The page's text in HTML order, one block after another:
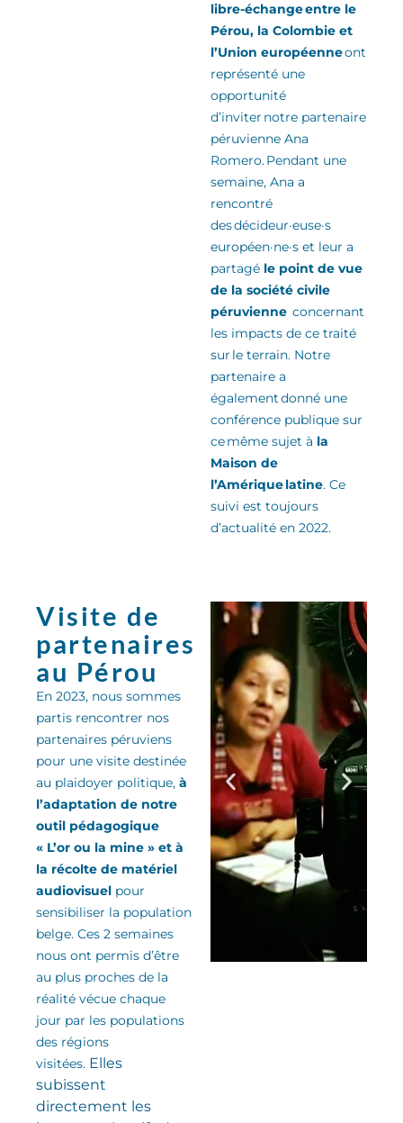
libre-échange entre le
Pérou, la Colombie et
l’Union européenneont
représenté une
opportunité
d’inviter notre partenaire
péruvienne Ana
Romero.Pendant une
semaine, Ana a
rencontré
desdécideur·euse·s
européen·ne·s et leur a
partagé le point de vue
de la société civile
péruvienne concernant
les impacts de ce traité
sur le terrain. Notre
partenaire a
également donné une
conférence publique sur
ce même sujet à la
Maison de
l’Amérique latine. Ce
suivi est toujours
d’actualité en 2022.
Visite de
partenaires
au Pérou
En 2023, nous sommes
partis rencontrer nos
partenaires péruviens
pour une visite destinée
au plaidoyer politique, à
l’adaptation de notre
outil pédagogique
« L’or ou la mine » et à
la récolte de matériel
audiovisuel pour
sensibiliser la population
belge. Ces 2 semaines
nous ont permis d’être
au plus proches de la
réalité vécue chaque
jour par les populations
des régions
visitées. Elles
subissent
directement les